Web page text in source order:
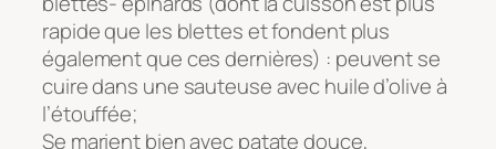
rapide que les blettes et fondent plus
également que ces dernières) : peuvent se
cuire dans une sauteuse avec huile d’olive à
l’étouffée;
Se marient bien avec patate douce,